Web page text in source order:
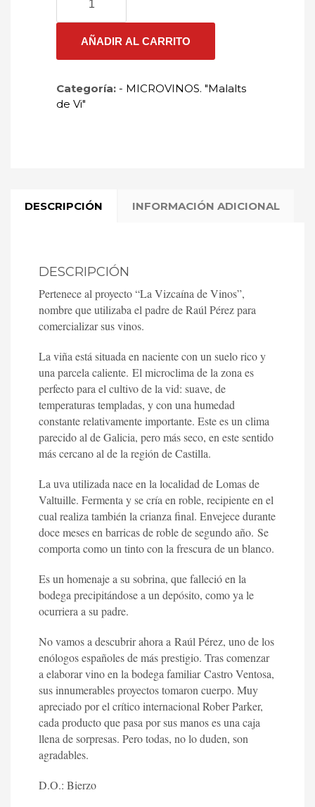
VIVO
2017AÑADIR AL CARRITO
Categoría: - MICROVINOS. "Malalts
de Vi"
DESCRIPCIÓN INFORMACIÓN ADICIONAL
DESCRIPCIÓN
Pertenece al proyecto “La Vizcaína de Vinos”,
nombre que utilizaba el padre de Raúl Pérez para
comercializar sus vinos.
La viña está situada en naciente con un suelo rico y
una parcela caliente. El microclima de la zona es
perfecto para el cultivo de la vid: suave, de
temperaturas templadas, y con una humedad
constante relativamente importante. Este es un clima
parecido al de Galicia, pero más seco, en este sentido
más cercano al de la región de Castilla.
La uva utilizada nace en la localidad de Lomas de
Valtuille. Fermenta y se cría en roble, recipiente en el
cual realiza también la crianza final. Envejece durante
doce meses en barricas de roble de segundo año. Se
comporta como un tinto con la frescura de un blanco.
Es un homenaje a su sobrina, que falleció en la
bodega precipitándose a un depósito, como ya le
ocurriera a su padre.
No vamos a descubrir ahora a Raúl Pérez, uno de los
enólogos españoles de más prestigio. Tras comenzar
a elaborar vino en la bodega familiar Castro Ventosa,
sus innumerables proyectos tomaron cuerpo. Muy
apreciado por el crítico internacional Rober Parker,
cada producto que pasa por sus manos es una caja
llena de sorpresas. Pero todas, no lo duden, son
agradables.
D.O.: Bierzo